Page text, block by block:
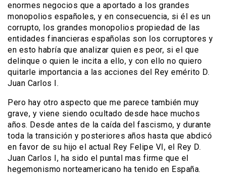
enormes negocios que a aportado a los grandes
monopolios españoles, y en consecuencia, si él es un
corrupto, los grandes monopolios propiedad de las
entidades financieras españolas son los corruptores y
en esto habría que analizar quien es peor, si el que
delinque o quien le incita a ello, y con ello no quiero
quitarle importancia a las acciones del Rey emérito D.
Juan Carlos I.
Pero hay otro aspecto que me parece también muy
grave, y viene siendo ocultado desde hace muchos
años. Desde antes de la caída del fascismo, y durante
toda la transición y posteriores años hasta que abdicó
en favor de su hijo el actual Rey Felipe VI, el Rey D.
Juan Carlos I, ha sido el puntal mas firme que el
hegemonismo norteamericano ha tenido en España.